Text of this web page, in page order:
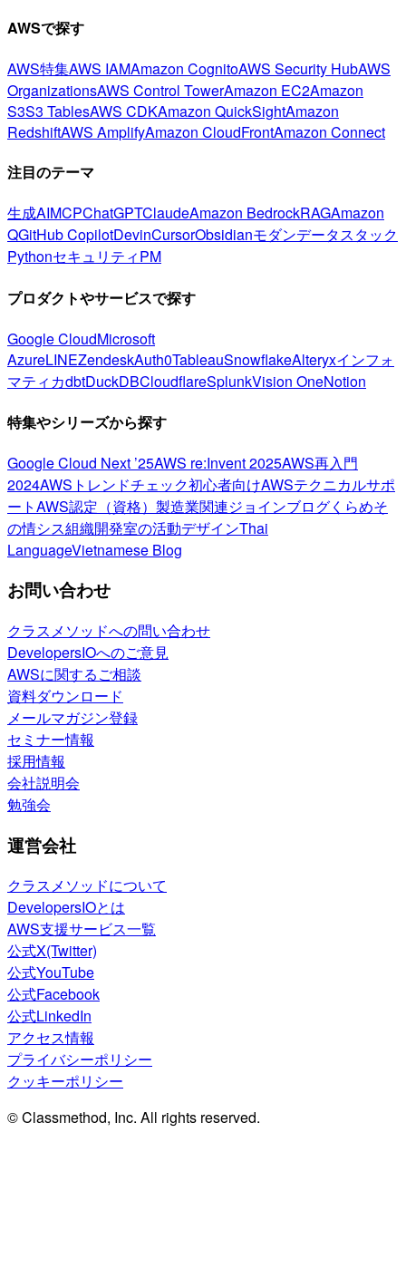
AWSで探す
AWS特集AWS IAMAmazon CognitoAWS Security HubAWS
OrganizationsAWS Control TowerAmazon EC2Amazon
S3S3 TablesAWS CDKAmazon QuickSightAmazon
RedshiftAWS AmplifyAmazon CloudFrontAmazon Connect
注目のテーマ
生成AIMCPChatGPTClaudeAmazon BedrockRAGAmazon
QGitHub CopilotDevinCursorObsidianモダンデータスタック
PythonセキュリティPM
プロダクトやサービスで探す
Google CloudMicrosoft
AzureLINEZendeskAuth0TableauSnowflakeAlteryxインフォ
マティカdbtDuckDBCloudflareSplunkVision OneNotion
特集やシリーズから探す
Google Cloud Next ’25AWS re:Invent 2025AWS再入門
2024AWSトレンドチェック初心者向けAWSテクニカルサポ
ートAWS認定（資格） 製造業関連ジョインブログくらめそ
の情シス組織開発室の活動デザインThai
LanguageVietnamese Blog
お問い合わせ
クラスメソッドへの問い合わせ
DevelopersIOへのご意見
AWSに関するご相談
資料ダウンロード
メールマガジン登録
セミナー情報
採用情報
会社説明会
勉強会
運営会社
クラスメソッドについて
DevelopersIOとは
AWS支援サービス一覧
公式X(Twitter)
公式YouTube
公式Facebook
公式LinkedIn
アクセス情報
プライバシーポリシー
クッキーポリシー
© Classmethod, Inc. All rights reserved.